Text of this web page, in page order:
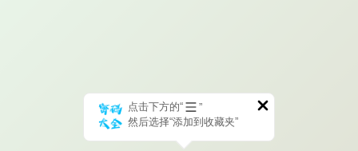
点击下方的“
”
然后选择“添加到收藏夹”